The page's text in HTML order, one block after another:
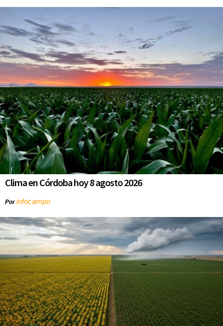
Clima en Córdoba hoy 8 agosto 2026
Porinfocampo